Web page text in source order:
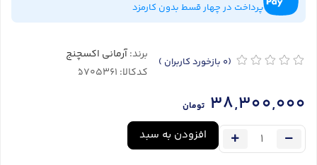
پرداخت در چهار قسط بدون کارمزد
(0 بازخورد کاربران ) برند:آرمانی اکسچنج
کدکالا:
38,300,000 تومان
افزودن به سبد